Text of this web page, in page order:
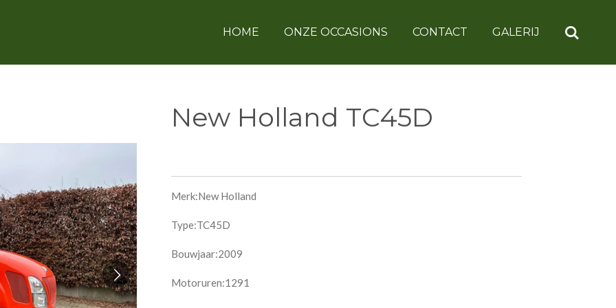
HOME ONZE OCCASIONS CONTACT GALERIJ
New Holland TC45D
Merk:New Holland
Type:TC45D
Bouwjaar:2009
Motoruren:1291